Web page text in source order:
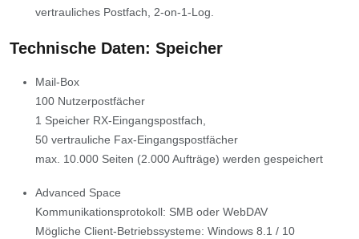
vertrauliches Postfach, 2-on-1-Log.
Technische Daten: Speicher
Mail-Box
100 Nutzerpostfächer
1 Speicher RX-Eingangspostfach,
50 vertrauliche Fax-Eingangspostfächer
max. 10.000 Seiten (2.000 Aufträge) werden gespeichert
Advanced Space
Kommunikationsprotokoll: SMB oder WebDAV
Mögliche Client-Betriebssysteme: Windows 8.1 / 10